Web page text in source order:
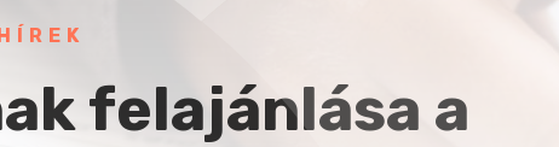
felajánlása a